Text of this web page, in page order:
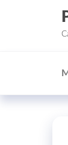
Aller au